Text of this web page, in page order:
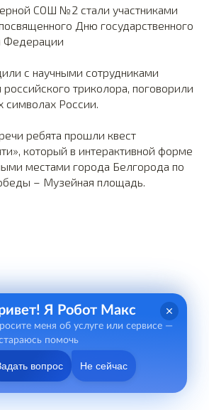
СОШ №2 стали участниками
Дню государственного
Федерации
с научными сотрудниками
триколора, поговорили
символах России.
ребята прошли квест
который в интерактивной форме
местами города Белгорода по
– Музейная площадь.
Я Робот Макс
меня об услуге или сервисе —
помочь
вопрос Не сейчас